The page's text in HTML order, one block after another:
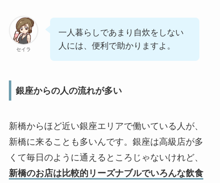
セイラ
一人暮らしであまり自炊をしない
人には、便利で助かりますよ。
銀座からの人の流れが多い
新橋からほど近い銀座エリアで働いている人が、
新橋に来ることも多いんです。銀座は高級店が多
くて毎日のように通えるところじゃないけれど、
新橋のお店は比較的リーズナブルでいろんな飲食